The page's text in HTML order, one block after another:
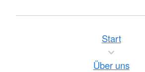
Start
Über uns